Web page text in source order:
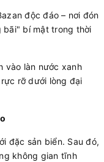
độc đáo – nơi đón
bãi" bí mật trong thời
vào làn nước xanh
rực rỡ dưới lòng đại
đặc sản biển. Sau đó,
không gian tĩnh